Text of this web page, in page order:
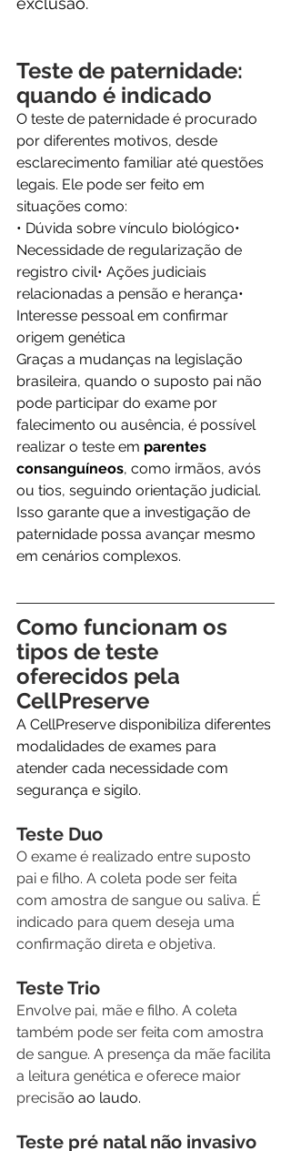
Teste de paternidade:
quando é indicado
O teste de paternidade é procurado
por diferentes motivos, desde
esclarecimento familiar até questões
legais. Ele pode ser feito em
situações como:
• Dúvida sobre vínculo biológico•
Necessidade de regularização de
registro civil• Ações judiciais
relacionadas a pensão e herança•
Interesse pessoal em confirmar
origem genética
Graças a mudanças na legislação
brasileira, quando o suposto pai não
pode participar do exame por
falecimento ou ausência, é possível
realizar o teste em parentes
consanguíneos, como irmãos, avós
ou tios, seguindo orientação judicial.
Isso garante que a investigação de
paternidade possa avançar mesmo
em cenários complexos.
Como funcionam os
tipos de teste
oferecidos pela
CellPreserve
A CellPreserve disponibiliza diferentes
modalidades de exames para
atender cada necessidade com
segurança e sigilo.
Teste Duo
O exame é realizado entre suposto
pai e filho. A coleta pode ser feita
com amostra de sangue ou saliva. É
indicado para quem deseja uma
confirmação direta e objetiva.
Teste Trio
Envolve pai, mãe e filho. A coleta
também pode ser feita com amostra
de sangue. A presença da mãe facilita
a leitura genética e oferece maior
precisão ao laudo.
Teste pré natal não invasivo